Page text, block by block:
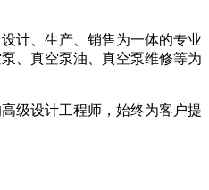
计、生产、销售为一体的专业
、真空泵油、真空泵维修等为
级设计工程师，始终为客户提